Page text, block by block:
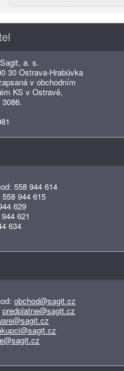
a. s.
30 Ostrava-Hrabůvka
v obchodním
KS v Ostravě,
558 944 614
944 615
629
621
634
obchod@sagit.cz
predplatne@sagit.cz